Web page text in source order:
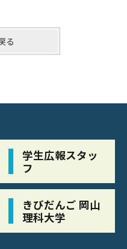
る
学生広報スタッ
フ
きびだんご 岡山
理科大学